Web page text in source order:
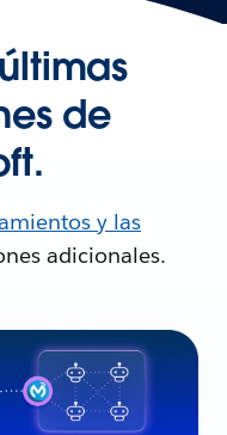
de
y las
adicionales.